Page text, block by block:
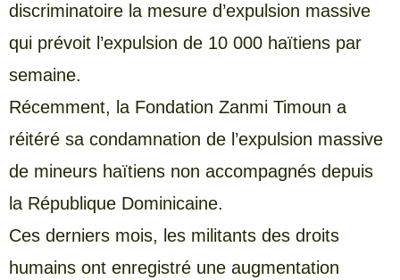
discriminatoire la mesure d’expulsion massive
qui prévoit l’expulsion de 10 000 haïtiens par
semaine.
Récemment, la Fondation Zanmi Timoun a
réitéré sa condamnation de l’expulsion massive
de mineurs haïtiens non accompagnés depuis
la République Dominicaine.
Ces derniers mois, les militants des droits
humains ont enregistré une augmentation